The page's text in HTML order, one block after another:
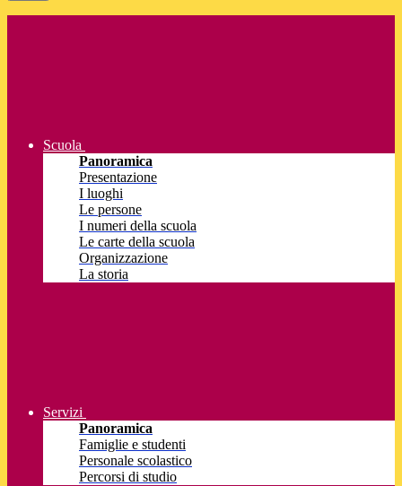
Scuola
Panoramica
Presentazione
I luoghi
Le persone
I numeri della scuola
Le carte della scuola
Organizzazione
La storia
Servizi
Panoramica
Famiglie e studenti
Personale scolastico
Percorsi di studio